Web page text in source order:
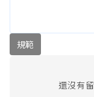
規範
還沒有